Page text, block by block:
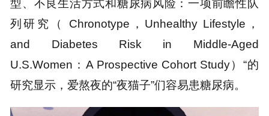
型、不良生活方式和糖尿病风险：一项前瞻性队
列研究（ Chronotype，Unhealthy Lifestyle，
and Diabetes Risk in Middle-Aged
U.S.Women：A Prospective Cohort Study）“的
研究显示，爱熬夜的“夜猫子”们容易患糖尿病。